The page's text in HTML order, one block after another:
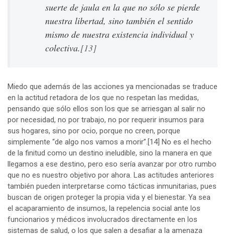
suerte de jaula en la que no sólo se pierde
nuestra libertad, sino también el sentido
mismo de nuestra existencia individual y
colectiva.[13]
Miedo que además de las acciones ya mencionadas se traduce
en la actitud retadora de los que no respetan las medidas,
pensando que sólo ellos son los que se arriesgan al salir no
por necesidad, no por trabajo, no por requerir insumos para
sus hogares, sino por ocio, porque no creen, porque
simplemente “de algo nos vamos a morir”.[14] No es el hecho
de la finitud como un destino ineludible, sino la manera en que
llegamos a ese destino, pero eso sería avanzar por otro rumbo
que no es nuestro objetivo por ahora. Las actitudes anteriores
también pueden interpretarse como tácticas inmunitarias, pues
buscan de origen proteger la propia vida y el bienestar. Ya sea
el acaparamiento de insumos, la repelencia social ante los
funcionarios y médicos involucrados directamente en los
sistemas de salud, o los que salen a desafiar a la amenaza